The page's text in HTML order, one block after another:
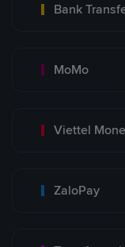
Bank
MoMo
Viettel
ZaloPay